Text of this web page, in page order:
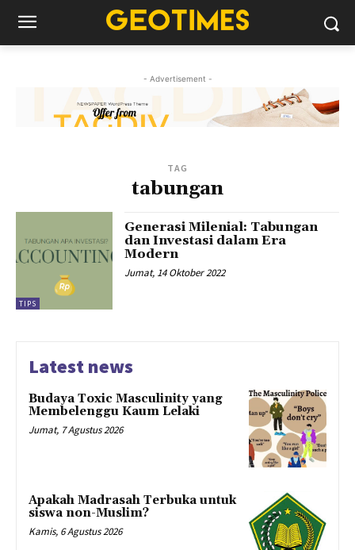
- Advertisement -
TAG
tabungan
TIPS
Generasi Milenial: Tabungan
dan Investasi dalam Era
Modern
Jumat, 14 Oktober 2022
Latest news
Budaya Toxic Masculinity yang
Membelenggu Kaum Lelaki
Jumat, 7 Agustus 2026
Apakah Madrasah Terbuka untuk
siswa non-Muslim?
Kamis, 6 Agustus 2026